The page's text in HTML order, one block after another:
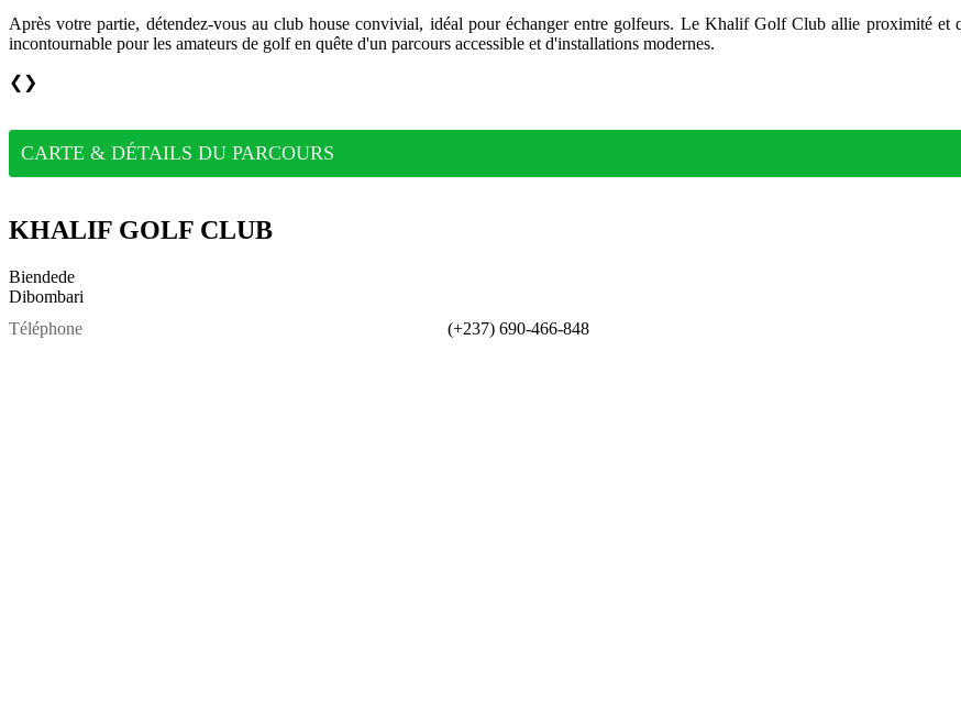
Après votre partie, détendez-vous au club house convivial, idéal pour échanger entre golfeurs. Le Khalif Golf Club allie proximité
incontournable pour les amateurs de golf en quête d'un parcours accessible et d'installations modernes.
❮ ❯
CARTE & DÉTAILS DU PARCOURS
KHALIF GOLF CLUB
Biendede
Dibombari
Téléphone
(+237) 690-466-848